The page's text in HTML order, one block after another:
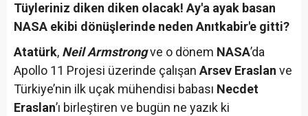
Tüyleriniz diken diken olacak! Ay'a ayak basan
NASA ekibi dönüşlerinde neden Anıtkabir'e gitti?
Atatürk, Neil Armstrongve o dönem NASA’da
Apollo 11 Projesi üzerinde çalışan Arsev Eraslan ve
Türkiye’nin ilk uçak mühendisi babası Necdet
Eraslan’ı birleştiren ve bugün ne yazık ki